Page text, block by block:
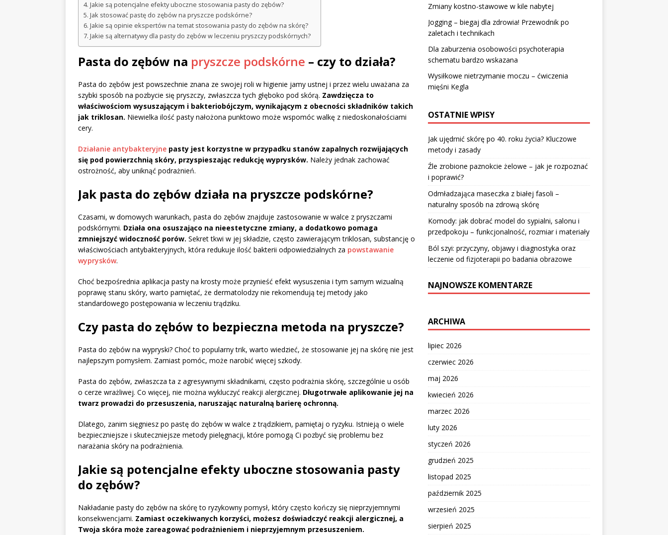
Jakie są potencjalne efekty uboczne stosowania pasty do zębów?
Jak stosować pastę do zębów na pryszcze podskórne?
Jakie są opinie ekspertów na temat stosowania pasty do zębów na skórę?
Jakie są alternatywy dla pasty do zębów w leczeniu pryszczy podskórnych?
Pasta do zębów na pryszcze podskórne – czy to działa?
Pasta do zębów jest powszechnie znana ze swojej roli w higienie jamy ustnej i przez wielu uważana za
szybki sposób na pozbycie się pryszczy, zwłaszcza tych głęboko pod skórą. Zawdzięcza to
właściwościom wysuszającym i bakteriobójczym, wynikającym z obecności składników takich
jak triklosan. Niewielka ilość pasty nałożona punktowo może wspomóc walkę z niedoskonałościami
cery.
Działanie antybakteryjne pasty jest korzystne w przypadku stanów zapalnych rozwijających
się pod powierzchnią skóry, przyspieszając redukcję wyprysków. Należy jednak zachować
ostrożność, aby uniknąć podrażnień.
Jak pasta do zębów działa na pryszcze podskórne?
Czasami, w domowych warunkach, pasta do zębów znajduje zastosowanie w walce z pryszczami
podskórnymi. Działa ona osuszająco na nieestetyczne zmiany, a dodatkowo pomaga
zmniejszyć widoczność porów. Sekret tkwi w jej składzie, często zawierającym triklosan, substancję o
właściwościach antybakteryjnych, która redukuje ilość bakterii odpowiedzialnych za powstawanie
wyprysków.
Choć bezpośrednia aplikacja pasty na krosty może przynieść efekt wysuszenia i tym samym wizualną
poprawę stanu skóry, warto pamiętać, że dermatolodzy nie rekomendują tej metody jako
standardowego postępowania w leczeniu trądziku.
Czy pasta do zębów to bezpieczna metoda na pryszcze?
Pasta do zębów na wypryski? Choć to popularny trik, warto wiedzieć, że stosowanie jej na skórę nie jest
najlepszym pomysłem. Zamiast pomóc, może narobić więcej szkody.
Pasta do zębów, zwłaszcza ta z agresywnymi składnikami, często podrażnia skórę, szczególnie u osób
o cerze wrażliwej. Co więcej, nie można wykluczyć reakcji alergicznej. Długotrwałe aplikowanie jej na
twarz prowadzi do przesuszenia, naruszając naturalną barierę ochronną.
Dlatego, zanim sięgniesz po pastę do zębów w walce z trądzikiem, pamiętaj o ryzyku. Istnieją o wiele
bezpieczniejsze i skuteczniejsze metody pielęgnacji, które pomogą Ci pozbyć się problemu bez
narażania skóry na podrażnienia.
Jakie są potencjalne efekty uboczne stosowania pasty
do zębów?
Nakładanie pasty do zębów na skórę to ryzykowny pomysł, który często kończy się nieprzyjemnymi
konsekwencjami. Zamiast oczekiwanych korzyści, możesz doświadczyć reakcji alergicznej, a
Twoja skóra może zareagować podrażnieniem i nieprzyjemnym przesuszeniem.
Zmiany kostno-stawowe w kile nabytej
Jogging – biegaj dla zdrowia! Przewodnik po
zaletach i technikach
Dla zaburzenia osobowości psychoterapia
schematu bardzo wskazana
Wysiłkowe nietrzymanie moczu – ćwiczenia
mięśni Kegla
OSTATNIE WPISY
Jak ujędrnić skórę po 40. roku życia? Kluczowe
metody i zasady
Źle zrobione paznokcie żelowe – jak je rozpoznać
i poprawić?
Odmładzająca maseczka z białej fasoli –
naturalny sposób na zdrową skórę
Komody: jak dobrać model do sypialni, salonu i
przedpokoju – funkcjonalność, rozmiar i materiały
Ból szyi: przyczyny, objawy i diagnostyka oraz
leczenie od fizjoterapii po badania obrazowe
NAJNOWSZE KOMENTARZE
ARCHIWA
lipiec 2026
czerwiec 2026
maj 2026
kwiecień 2026
marzec 2026
luty 2026
styczeń 2026
grudzień 2025
listopad 2025
październik 2025
wrzesień 2025
sierpień 2025